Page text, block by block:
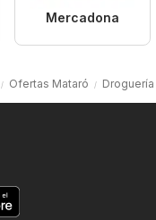
Mercadona
Ofertas Mataró